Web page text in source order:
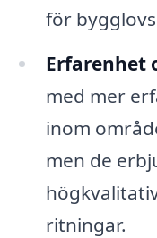
för
Erfarenhet
med mer
inom
men de
ritningar.